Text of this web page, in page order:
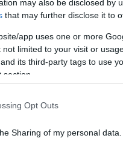
may also be disclosed by
that may further disclose it to
app uses one or more
limited to your visit or
its third-party tags to use
Opt Outs
Sharing of my personal data.
(ETA), care costă 16
să își verifice
este
arată că
documentelor